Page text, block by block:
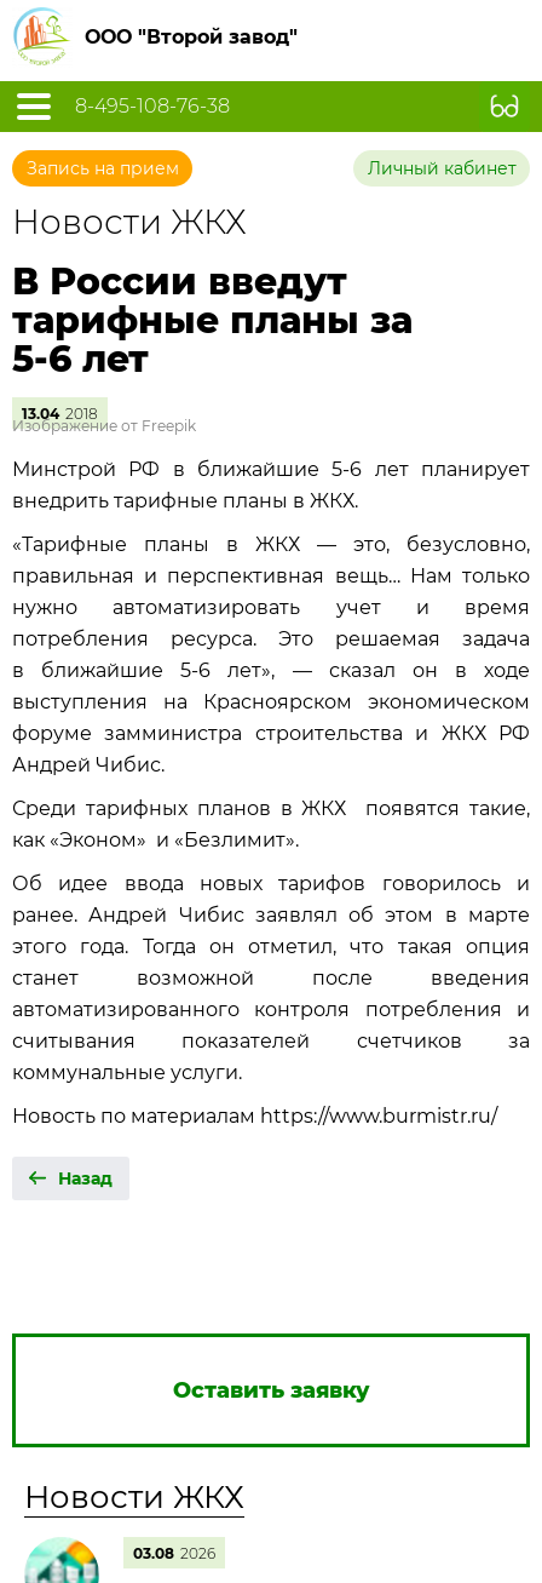
ООО "Второй завод"
8-495-108-76-38
Запись на прием Личный кабинет
Новости ЖКХ
В России введут
тарифные планы за
5-6 лет
13.04 2018
Изображение от Freepik
Минстрой РФ в ближайшие 5-6 лет планирует
внедрить тарифные планы в ЖКХ.
«Тарифные планы в ЖКХ — это, безусловно,
правильная и перспективная вещь… Нам только
нужно автоматизировать учет и время
потребления ресурса. Это решаемая задача
в ближайшие 5-6 лет», — сказал он в ходе
выступления на Красноярском экономическом
форуме замминистра строительства и ЖКХ РФ
Андрей Чибис.
Среди тарифных планов в ЖКХ появятся такие,
как «Эконом» и «Безлимит».
Об идее ввода новых тарифов говорилось и
ранее. Андрей Чибис заявлял об этом в марте
этого года. Тогда он отметил, что такая опция
станет возможной после введения
автоматизированного контроля потребления и
считывания показателей счетчиков за
коммунальные услуги.
Новость по материалам https://www.burmistr.ru/
Назад
Оставить заявку
Новости ЖКХ
03.08 2026